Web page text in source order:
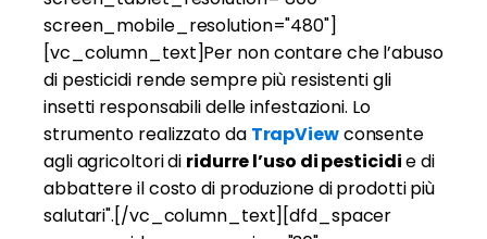
screen_mobile_resolution="480"]
[vc_column_text]Per non contare che l’abuso
di pesticidi rende sempre più resistenti gli
insetti responsabili delle infestazioni. Lo
strumento realizzato da TrapViewconsente
agli agricoltori di ridurre l’uso di pesticidie di
abbattere il costo di produzione di prodotti più
salutari".[/vc_column_text][dfd_spacer